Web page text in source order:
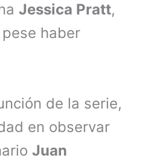
Jessica Pratt,
haber
de la serie,
en observar
Juan